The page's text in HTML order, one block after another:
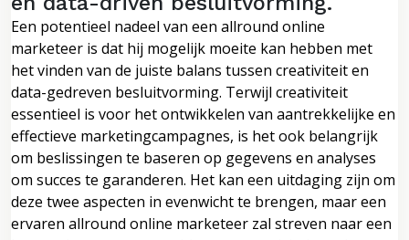
Een potentieel nadeel van een allround online
marketeer is dat hij mogelijk moeite kan hebben met
het vinden van de juiste balans tussen creativiteit en
data-gedreven besluitvorming. Terwijl creativiteit
essentieel is voor het ontwikkelen van aantrekkelijke en
effectieve marketingcampagnes, is het ook belangrijk
om beslissingen te baseren op gegevens en analyses
om succes te garanderen. Het kan een uitdaging zijn om
deze twee aspecten in evenwicht te brengen, maar een
ervaren allround online marketeer zal streven naar een